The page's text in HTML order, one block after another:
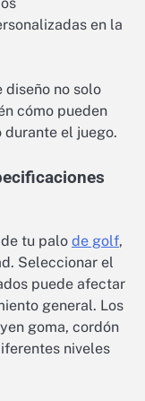
en la
diseño no solo
cómo pueden
el juego.
tu palo de golf,
Seleccionar el
puede afectar
general. Los
goma, cordón
niveles